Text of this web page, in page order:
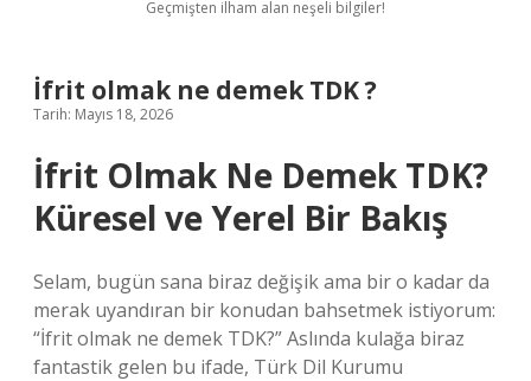
Geçmişten ilham alan neşeli bilgiler!
İfrit olmak ne demek TDK ?
Tarih: Mayıs 18, 2026
İfrit Olmak Ne Demek TDK?
Küresel ve Yerel Bir Bakış
Selam, bugün sana biraz değişik ama bir o kadar da
merak uyandıran bir konudan bahsetmek istiyorum:
“İfrit olmak ne demek TDK?” Aslında kulağa biraz
fantastik gelen bu ifade, Türk Dil Kurumu